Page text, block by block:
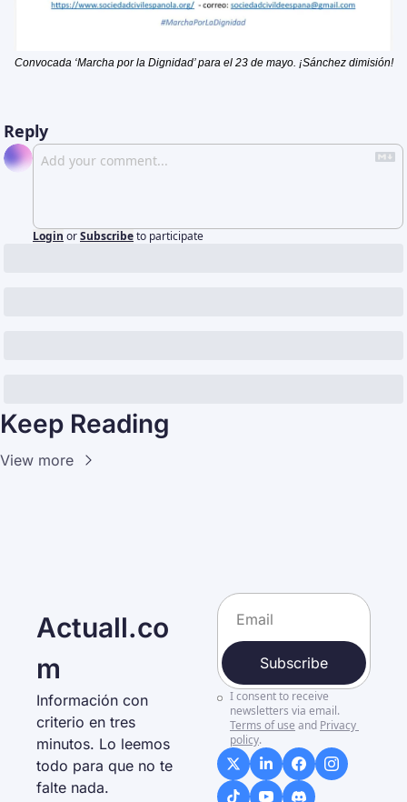
Convocada ‘Marcha por la Dignidad’ para el 23 de mayo. ¡Sánchez dimisión!
Reply
Login orSubscribeto participate
Keep Reading
View more
Actuall.co
m
Información con
criterio en tres
minutos. Lo leemos
todo para que no te
falte nada.
Subscribe
I consent to receive
newsletters via email.
Terms of use and Privacy
policy.